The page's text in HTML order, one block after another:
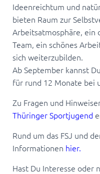
Ideenreichtum und
bieten Raum zur
Arbeitsatmosphäre, ein
Team, ein schönes
sich weiterzubilden.
Ab September kannst
für rund 12 Monate bei
Zu Fragen und
Thüringer Sportjugend
Rund um das FSJ und
Informationen hier.
Hast Du Interesse oder